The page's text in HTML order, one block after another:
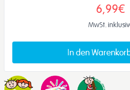
6,99€
MwSt.
In den